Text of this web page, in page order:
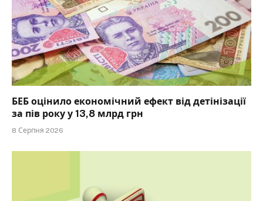
БЕБ оцінило економічний ефект від детінізації
за пів року у 13,8 млрд грн
8 Серпня 2026